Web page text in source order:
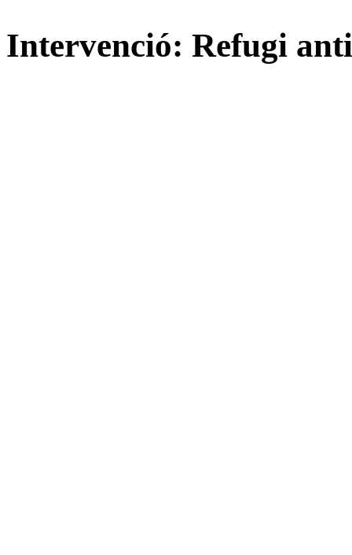
Intervenció: Refugi